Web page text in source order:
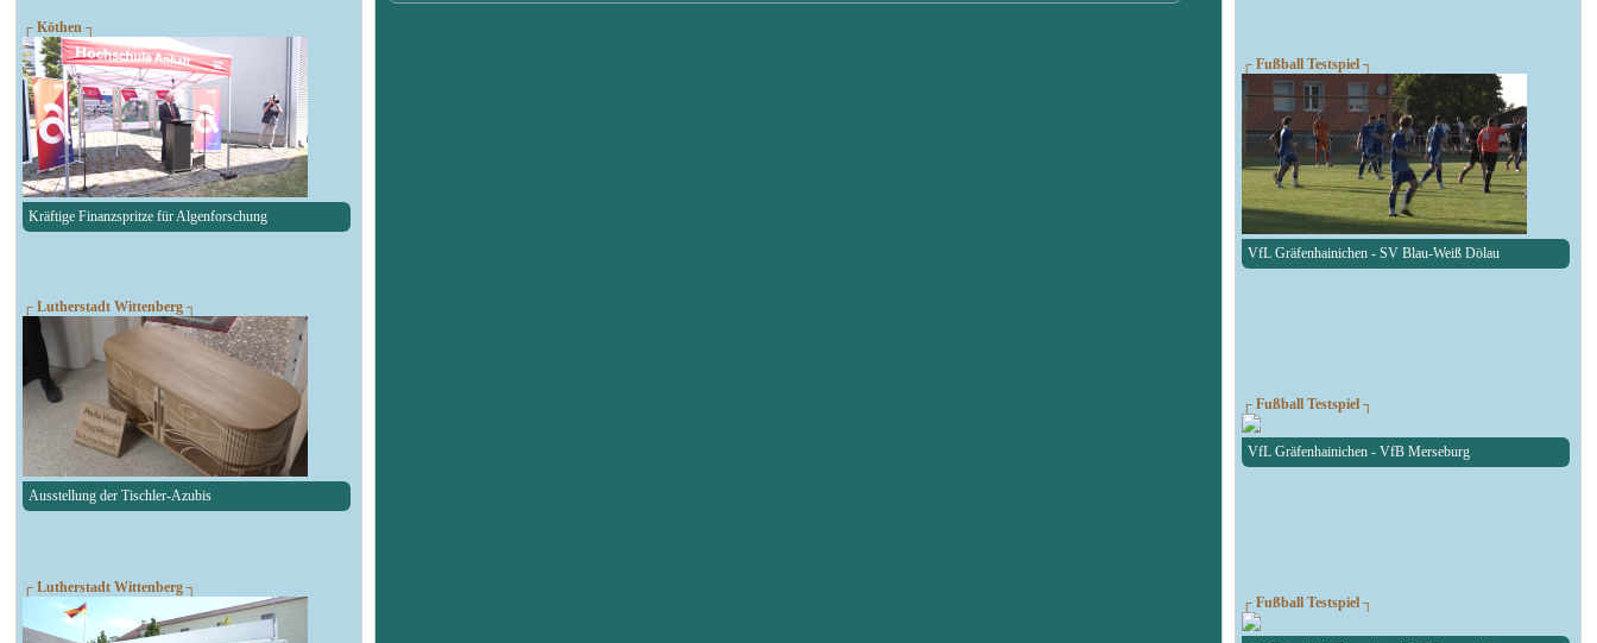
┌ Köthen ┐
Kräftige Finanzspritze für Algenforschung
┌ Lutherstadt Wittenberg ┐
Ausstellung der Tischler-Azubis
┌ Lutherstadt Wittenberg ┐
┌ Fußball Testspiel ┐
VfL Gräfenhainichen - SV Blau-Weiß Dölau
┌ Fußball Testspiel ┐
VfL Gräfenhainichen - VfB Merseburg
┌ Fußball Testspiel ┐